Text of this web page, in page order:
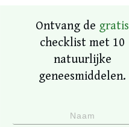
Ontvang de gratis
checklist met 10
natuurlijke
geneesmiddelen.